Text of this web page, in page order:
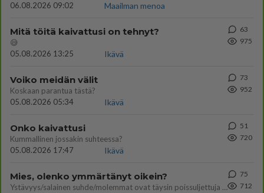
06.08.2026 09:02
Maailman menoa
Mitä töitä kaivattusi on tehnyt?
😅
05.08.2026 13:25
Ikävä
63
975
Voiko meidän välit
Koskaan parantua tästä?
05.08.2026 05:34
Ikävä
73
952
Onko kaivattusi
Kummallinen jossakin suhteessa?
05.08.2026 17:47
Ikävä
51
720
Mies, olenko ymmärtänyt oikein?
Ystävyys/salainen suhde/molemmat ovat täysin poissuljettuja asioita? Nainen
75
712